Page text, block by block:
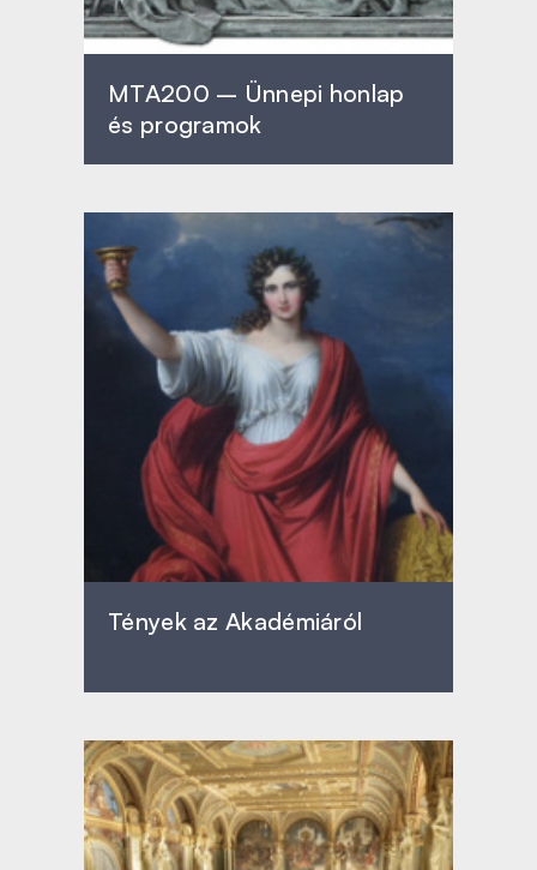
MTA200 – Ünnepi honlap
és programok
Tények az Akadémiáról